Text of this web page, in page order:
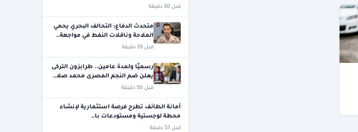
قبل 30 دقيقة
متحدث الدفاع: التحالف البحري يحمي
الملاحة وناقلات النفط في مواجهة…
قبل 39 دقيقة
رسميًا ولمدة عامين.. طرابزون التركى
يعلن ضم النجم المصرى محمد صلا…
قبل 50 دقيقة
أمانة الطائف تطرح فرصة استثمارية لإنشاء
محطة لوجستية ومستودعات با…
قبل 57 دقيقة